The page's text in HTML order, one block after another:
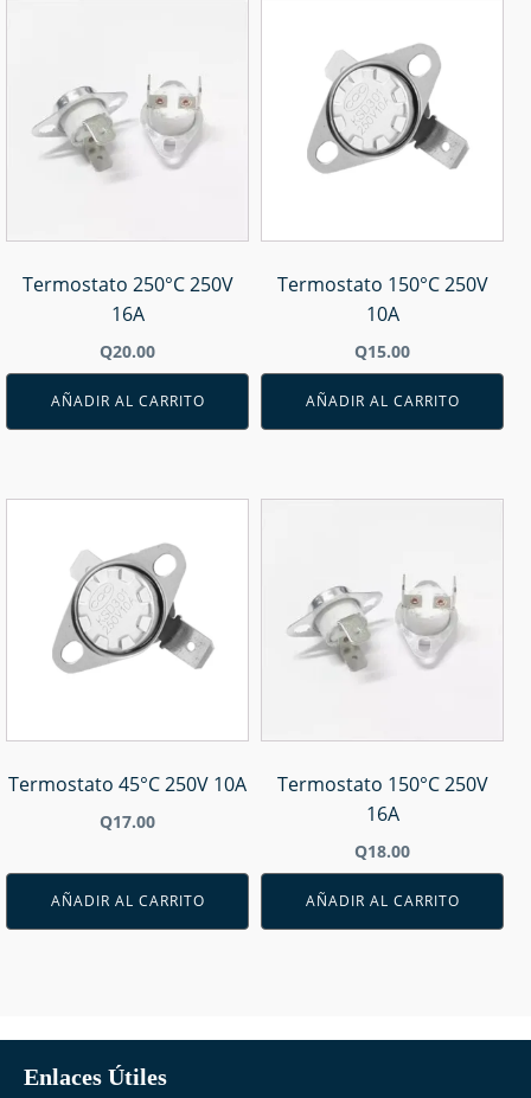
Termostato 250°C 250V
16A
Q20.00
AÑADIR AL CARRITO
Termostato 150°C 250V
10A
Q15.00
AÑADIR AL CARRITO
Termostato 45°C 250V 10A
Q17.00
AÑADIR AL CARRITO
Termostato 150°C 250V
16A
Q18.00
AÑADIR AL CARRITO
Enlaces Útiles